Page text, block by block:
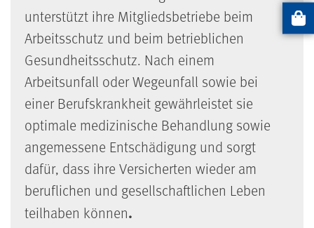
unterstützt ihre Mitgliedsbetriebe beim
Arbeitsschutz und beim betrieblichen
Gesundheitsschutz. Nach einem
Arbeitsunfall oder Wegeunfall sowie bei
einer Berufskrankheit gewährleistet sie
optimale medizinische Behandlung sowie
angemessene Entschädigung und sorgt
dafür, dass ihre Versicherten wieder am
beruflichen und gesellschaftlichen Leben
teilhaben können.
Artikel